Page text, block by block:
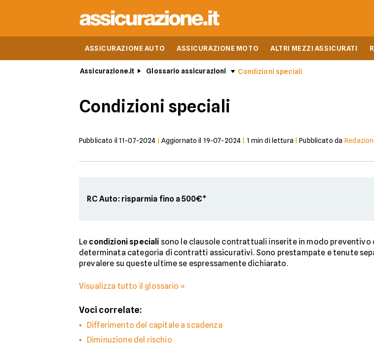
ASSICURAZIONE AUTO ASSICURAZIONE MOTO ALTRI MEZZI ASSICURATI
Assicurazione.it Glossario assicurazioni Condizioni speciali
Condizioni speciali
Pubblicato il 11-07-2024 Aggiornato il 19-07-2024 1 min di lettura |Pubblicato da
RC Auto: risparmia fino a 500€*
Le condizioni speciali sono le clausole contrattuali inserite in modo
determinata categoria di contratti assicurativi. Sono prestampate e tenute
prevalere su queste ultime se espressamente dichiarato.
Visualizza tutto il glossario »
Voci correlate:
Differimento del capitale a scadenza
Diminuzione del rischio